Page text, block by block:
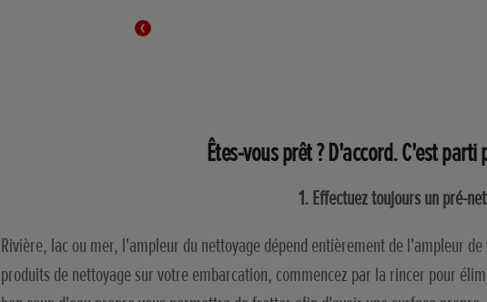
Êtes-vous prêt ? D'accord. C'est
1. Effectuez toujours un pré-
Rivière, lac ou mer, l'ampleur du nettoyage dépend entièrement de l'ampleur
produits de nettoyage sur votre embarcation, commencez par la rincer pour